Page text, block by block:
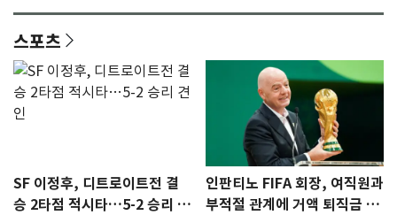
스포츠
SF 이정후, 디트로이트전 결
승 2타점 적시타…5-2 승리 견
인판티노 FIFA 회장, 여직원과
부적절 관계에 거액 퇴직금 지